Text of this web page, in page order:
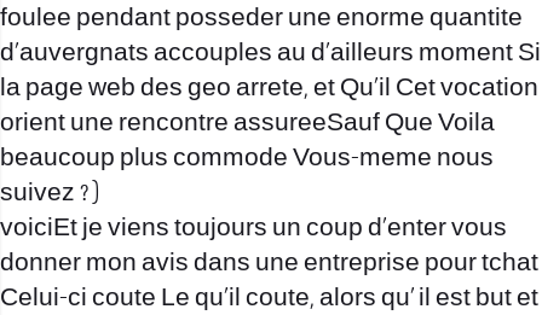
foulee pendant posseder une enorme quantite
d’auvergnats accouples au d’ailleurs moment Si
la page web des geo arrete, et Qu’il Cet vocation
orient une rencontre assureeSauf Que Voila
beaucoup plus commode Vous-meme nous
suivez ? )
voiciEt je viens toujours un coup d’enter vous
donner mon avis dans une entreprise pour tchat
Celui-ci coute Le qu’il coute, alors qu’ il est but et